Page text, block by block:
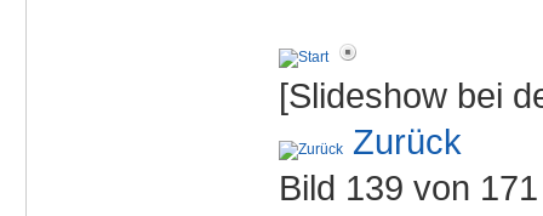
[Slideshow bei
Zurück
Bild 139 von